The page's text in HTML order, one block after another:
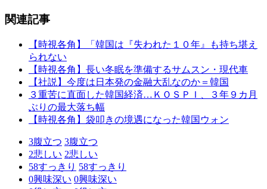
関連記事
【時視各角】「韓国は『失われた１０年』も持ち堪え
られない
【時視各角】長い冬眠を準備するサムスン・現代車
【社説】今度は日本発の金融大乱なのか＝韓国
３重苦に直面した韓国経済…ＫＯＳＰＩ、３年９カ月
ぶりの最大落ち幅
【時視各角】袋叩きの境遇になった韓国ウォン
3腹立つ 3腹立つ
2悲しい 2悲しい
58すっきり 58すっきり
0興味深い 0興味深い